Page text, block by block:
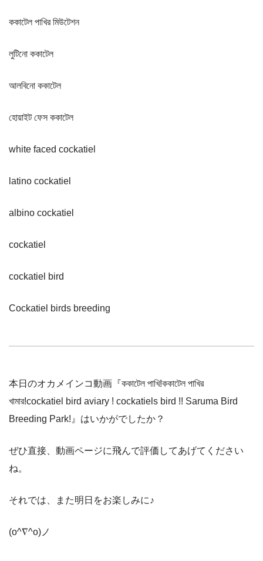
ককাটেল পাখির মিউটেশন
লুটিনো ককাটেল
আলবিনো ককাটেল
হোয়াইট ফেস ককাটেল
white faced cockatiel
latino cockatiel
albino cockatiel
cockatiel
cockatiel bird
Cockatiel birds breeding
本日のオカメインコ動画『ককাটেল পাখি!ককাটেল পাখির
খামার!cockatiel bird aviary ! cockatiels bird !! Saruma Bird
Breeding Park!』はいかがでしたか？
ぜひ直接、動画ページに飛んで評価してあげてください
ね。
それでは、また明日をお楽しみに♪
(o^∇^o)ノ